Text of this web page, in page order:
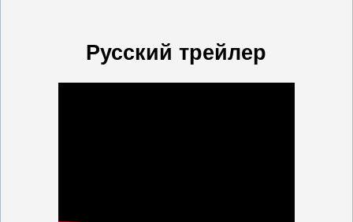
Русский трейлер